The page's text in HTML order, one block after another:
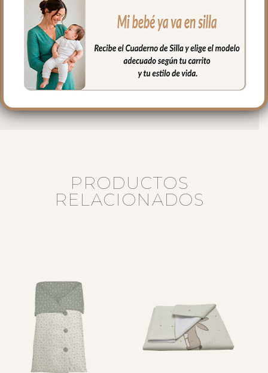
tipo de sillas.
En la zona de los pies una trasera elástica
para sujetar la funda en la parte de
abajo.
Puedes lavar a mano o en lavadora,
siempre agua fría, jabones no abrasivos y
PRODUCTOS
RELACIONADOS